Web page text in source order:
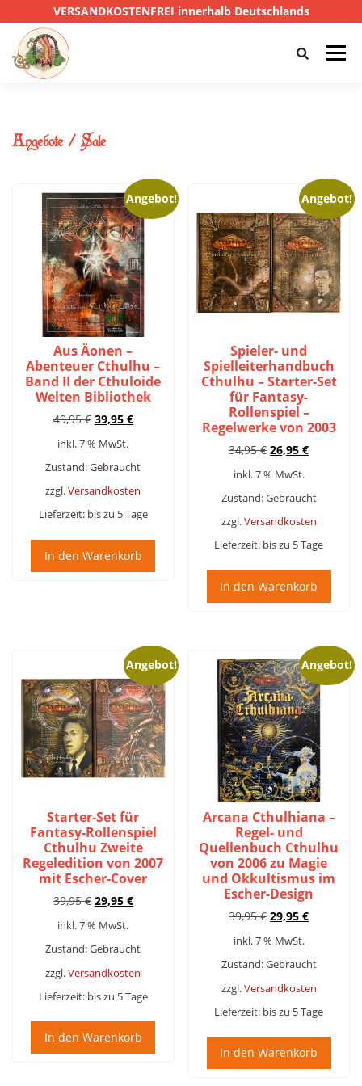
VERSANDKOSTENFREI innerhalb Deutschlands
Menü
SONSTIGE
Angebote / Sale
Angebot!
Aus Äonen –
Abenteuer Cthulhu –
Band II der Cthuloide
Welten Bibliothek
49,95€ Ursprünglicher
war:
49,95 €
39,95 €Aktueller
39,95 €.
inkl. 7 % MwSt.
Zustand: Gebraucht
zzgl.Versandkosten
Lieferzeit: bis zu 5 Tage
In den Warenkorb
Angebot!
Spieler- und
Spielleiterhandbuch
Cthulhu – Starter-Set
für Fantasy-
Rollenspiel –
Regelwerke von 2003
34,95€ Ursprünglicher
war:
34,95 €
26,95€Aktueller
26,95 €.
inkl. 7 % MwSt.
Zustand: Gebraucht
zzgl.Versandkosten
Lieferzeit: bis zu 5 Tage
In den Warenkorb
Angebot!
Starter-Set für
Fantasy-Rollenspiel
Cthulhu Zweite
Regeledition von 2007
mit Escher-Cover
39,95€ Ursprünglicher
war:
39,95 €
29,95 €Aktueller
29,95 €.
inkl. 7 % MwSt.
Zustand: Gebraucht
zzgl.Versandkosten
Lieferzeit: bis zu 5 Tage
In den Warenkorb
Angebot!
Arcana Cthulhiana –
Regel- und
Quellenbuch Cthulhu
von 2006 zu Magie
und Okkultismus im
Escher-Design
39,95€ Ursprünglicher
war:
39,95 €
29,95€Aktueller
29,95 €.
inkl. 7 % MwSt.
Zustand: Gebraucht
zzgl.Versandkosten
Lieferzeit: bis zu 5 Tage
In den Warenkorb